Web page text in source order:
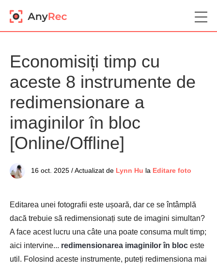
Economisiți timp cu
aceste 8 instrumente de
redimensionare a
imaginilor în bloc
[Online/Offline]
16 oct. 2025 / Actualizat de Lynn Hu la Editare foto
Editarea unei fotografii este ușoară, dar ce se întâmplă
dacă trebuie să redimensionați sute de imagini simultan?
A face acest lucru una câte una poate consuma mult timp;
aici intervine... redimensionarea imaginilor în bloc este
util. Folosind aceste instrumente, puteți redimensiona mai